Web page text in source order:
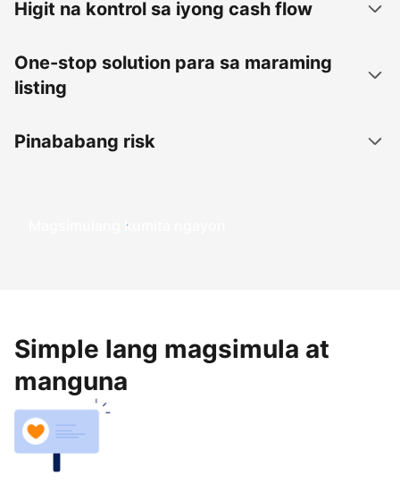
Higit na kontrol sa iyong cash flow
One-stop solution para sa maraming
listing
Pinababang risk
Magsimulang kumita ngayon
Simple lang magsimula at
manguna